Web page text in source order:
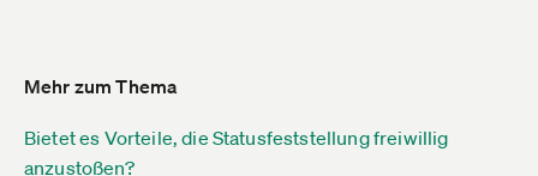
Mehr zum Thema
Bietet es Vorteile, die Statusfeststellung freiwillig
anzustoßen?